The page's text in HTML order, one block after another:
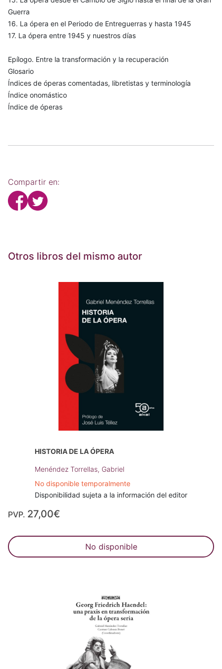
Guerra
16. La ópera en el Periodo de Entreguerras y hasta 1945
17. La ópera entre 1945 y nuestros días
Epílogo. Entre la transformación y la recuperación
Glosario
Índices de óperas comentadas, libretistas y terminología
Índice onomástico
Índice de óperas
Compartir en:
Otros libros del mismo autor
HISTORIA DE LA ÓPERA
Menéndez Torrellas, Gabriel
No disponible temporalmente
Disponibilidad sujeta a la información del editor
PVP. 27,00€
No disponible